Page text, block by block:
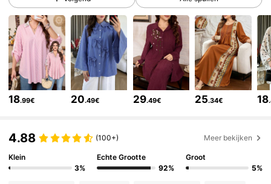
4.84 143K Volgers
4.84 143K Volgers
143K Volgers
18.99€ 20.49€ 29.49€ 25.34€ 18
4.88 (100+) Meer bekijken
Klein
3%
Echte Grootte
92%
Groot
5%